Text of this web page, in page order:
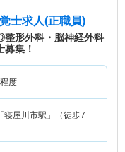
士求人(正職員)
形外科・脳神経外科
集！
程度
寝屋川市駅」（徒歩7